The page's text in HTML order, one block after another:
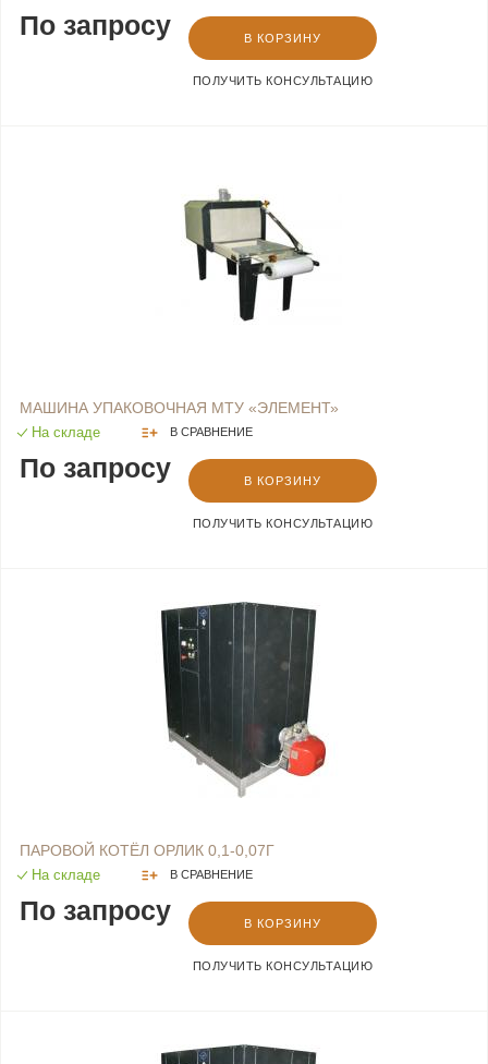
По запросу В КОРЗИНУ
ПОЛУЧИТЬ КОНСУЛЬТАЦИЮ
МАШИНА УПАКОВОЧНАЯ МТУ «ЭЛЕМЕНТ»
На складе В СРАВНЕНИЕ
По запросу В КОРЗИНУ
ПОЛУЧИТЬ КОНСУЛЬТАЦИЮ
ПАРОВОЙ КОТЁЛ ОРЛИК 0,1-0,07Г
На складе В СРАВНЕНИЕ
По запросу В КОРЗИНУ
ПОЛУЧИТЬ КОНСУЛЬТАЦИЮ